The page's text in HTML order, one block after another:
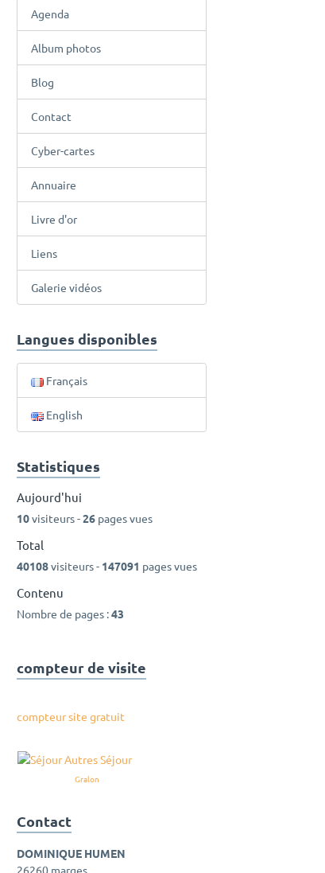
Agenda
Album photos
Blog
Contact
Cyber-cartes
Annuaire
Livre d'or
Liens
Galerie vidéos
Langues disponibles
Français
English
Statistiques
Aujourd'hui
10visiteurs -26pages vues
Total
40108visiteurs - 147091 pages vues
Contenu
Nombre de pages :43
compteur de visite
compteur site gratuit
Gralon
Contact
DOMINIQUE HUMEN
26260 marges